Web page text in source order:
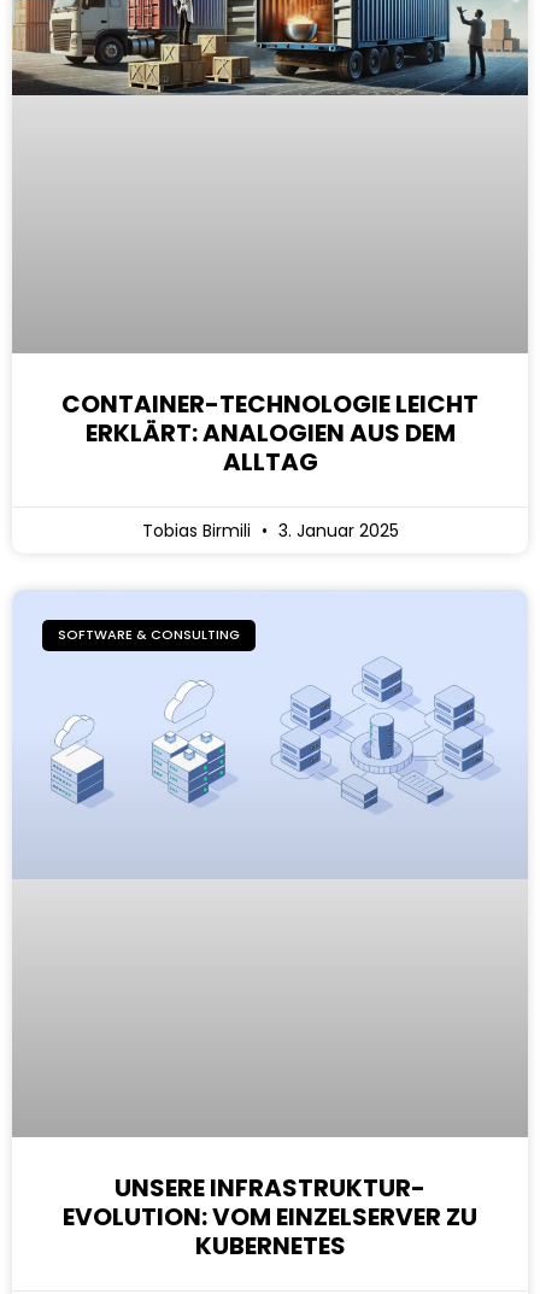
CONTAINER-TECHNOLOGIE LEICHT
ERKLÄRT: ANALOGIEN AUS DEM
ALLTAG
Tobias Birmili 3. Januar 2025
SOFTWARE & CONSULTING
UNSERE INFRASTRUKTUR-
EVOLUTION: VOM EINZELSERVER ZU
KUBERNETES